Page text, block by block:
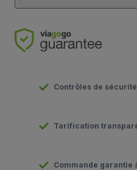
Contrôles de
Tarification
Commande garantie